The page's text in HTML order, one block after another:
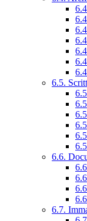
6.5.
6.6.
6.7.